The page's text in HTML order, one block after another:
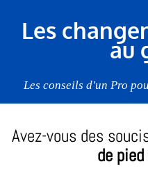
Les
au
Les conseils d'un Pro
Avez-vous des
de